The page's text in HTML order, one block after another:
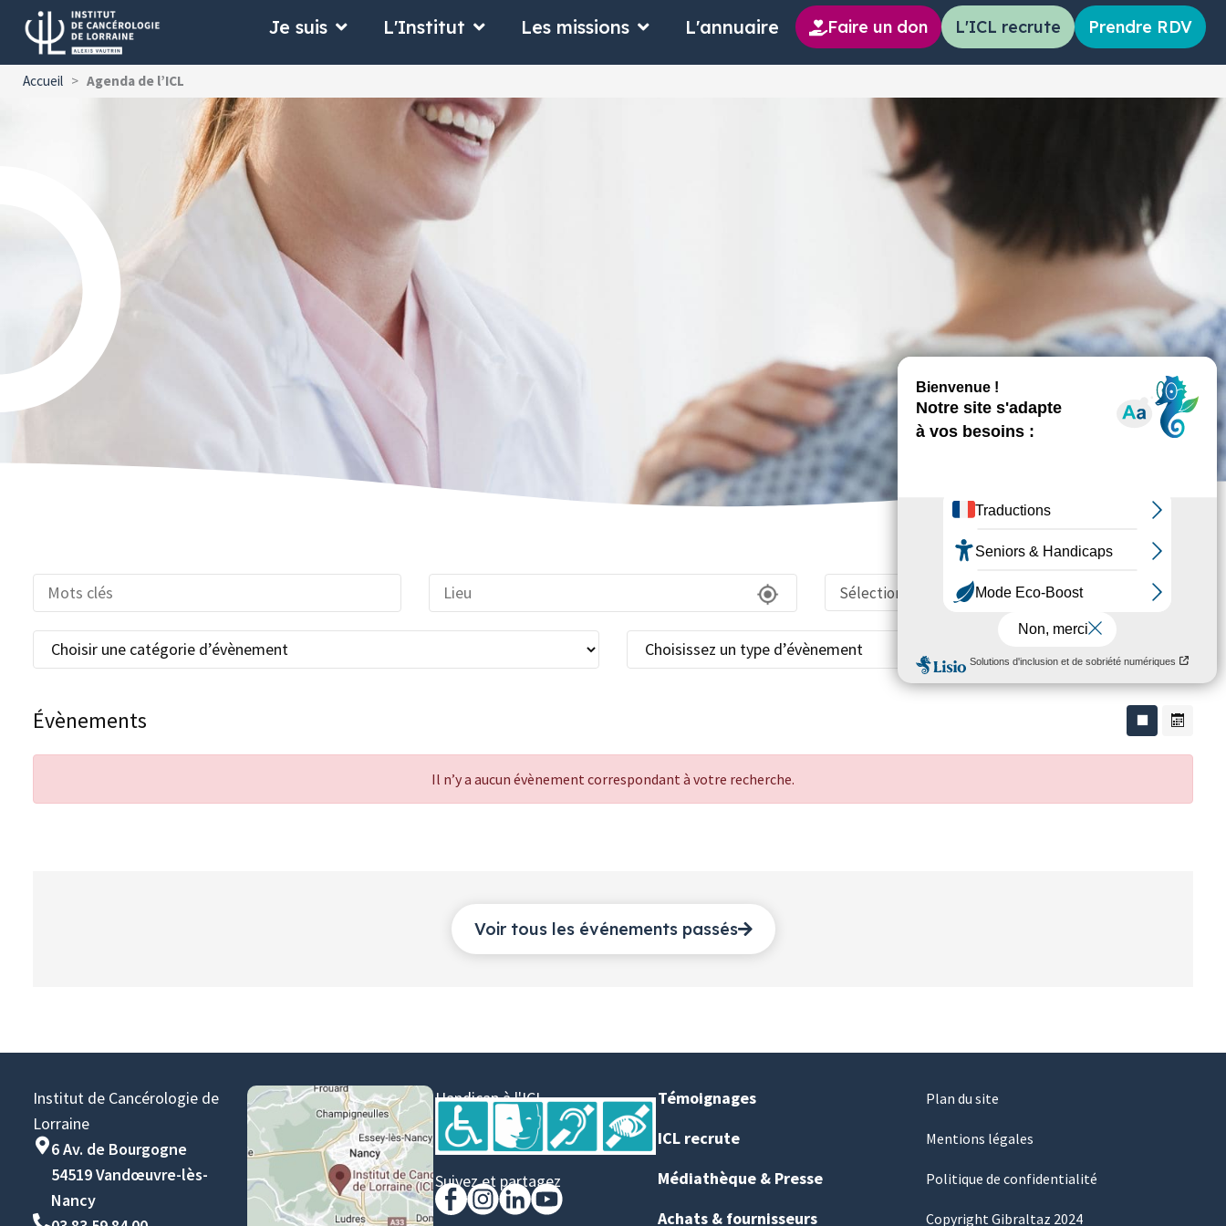
contenu
Je suis Ouvrir Je suis
L'Institut Ouvrir L'Institut
Les missions Ouvrir Les missions
L'annuaire Faire un don L'ICL recrute Prendre RDV
Accueil > Agenda de l’ICL
Sélectionnez une période
Évènements
Il n’y a aucun évènement correspondant à votre recherche.
Voir tous les événements passés
Institut de Cancérologie de
Lorraine
6 Av. de Bourgogne
54519 Vandœuvre-lès-
Nancy
Handicap à l'ICL
Suivez et partagez
Témoignages
ICL recrute
Médiathèque & Presse
Achats & fournisseurs
Plan du site
Mentions légales
Politique de confidentialité
Copyright Gibraltaz 2024